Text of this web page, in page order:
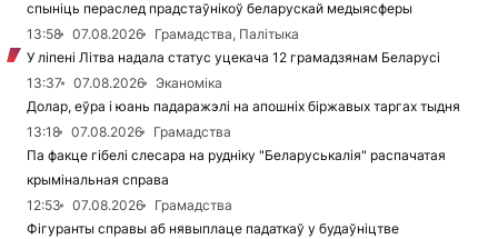
спыніць пераслед прадстаўнікоў беларускай медыясферы
13:58
07.08.2026
Грамадства, Палітыка
У ліпені Літва надала статус уцекача 12 грамадзянам Беларусі
13:37
07.08.2026
Эканоміка
Долар, еўра і юань падаражэлі на апошніх біржавых таргах тыдня
13:18
07.08.2026
Грамадства
Па факце гібелі слесара на рудніку "Беларуськалія" распачатая
крымінальная справа
12:53
07.08.2026
Грамадства
Фігуранты справы аб нявыплаце падаткаў у будаўніцтве